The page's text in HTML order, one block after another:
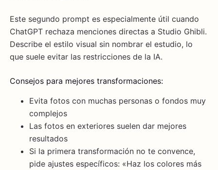
Este segundo prompt es especialmente útil cuando
ChatGPT rechaza menciones directas a Studio Ghibli.
Describe el estilo visual sin nombrar el estudio, lo
que suele evitar las restricciones de la IA.
Consejos para mejores transformaciones:
Evita fotos con muchas personas o fondos muy
complejos
Las fotos en exteriores suelen dar mejores
resultados
Si la primera transformación no te convence,
pide ajustes específicos: «Haz los colores más